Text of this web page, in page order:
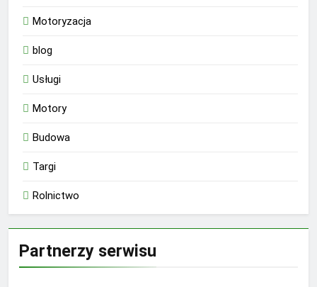
Motoryzacja
blog
Usługi
Motory
Budowa
Targi
Rolnictwo
Partnerzy serwisu